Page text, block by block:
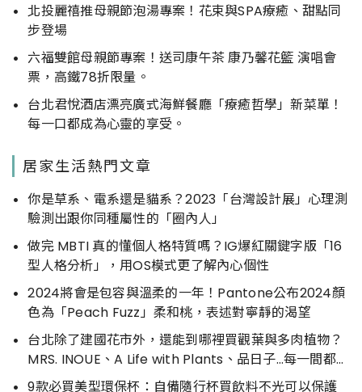
北投麗禧推母親節泡湯專案！花束與SPA療癒、甜點同
步登場
六福雙館母親節專案！送司康午茶 康乃馨花籃 演唱會
票，高鐵78折限量。
台北君悅酒店漂亮廣式海鮮餐廳「療癒哲學」新菜單！
每一口都成為心靈的享受。
居家生活熱門文章
你是草系、電系還是貓系？2023「台灣設計展」心理測
驗測出跟你同種屬性的「圈內人」
做完 MBTI 真的懂個人格特質嗎？IG爆紅關鍵字版「16
型人格分析」，用OS模式更了解內心個性
2024將會是包容與溫柔的一年！Pantone公布2024顏
色為「Peach Fuzz」柔和桃，表述對寧靜的渴望
台北除了建國花市外，還能到哪裡買觀葉與多肉植物？
MRS. INOUE、A Life with Plants、品日子…每一間都好
好逛
9款必買美型環保杯：自備隨行杯買飲料不光可以保護